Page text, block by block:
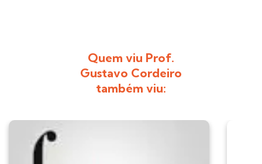
Quem viu Prof.
Gustavo Cordeiro
também viu: